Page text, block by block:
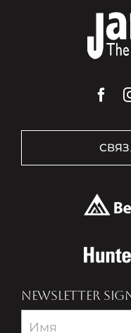
NEWSLETTER
Newsletter